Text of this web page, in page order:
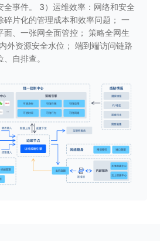
全事件。 3）运维效率：网络和安全
碎片化的管理成本和效率问题； 一
面、一张网全面管控； 策略全网生
外资源安全水位； 端到端访问链路
自排查。